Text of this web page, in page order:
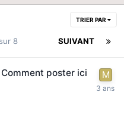
TRIER PAR
SUIVANT
8
poster ici